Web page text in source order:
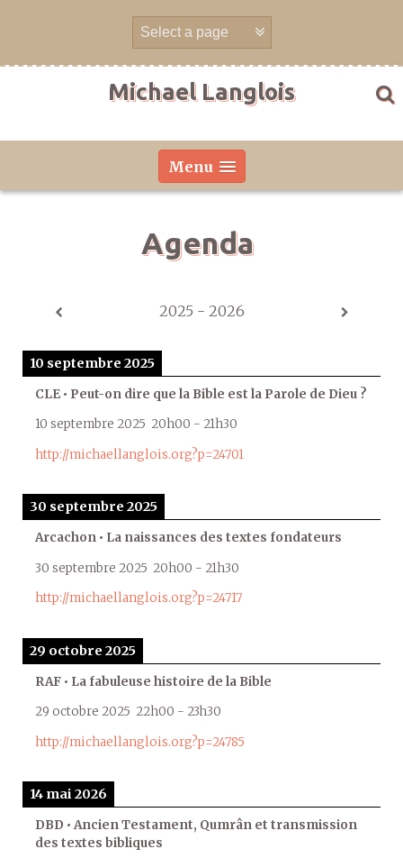
Michael Langlois
Menu
Agenda
2025 - 2026
10 septembre 2025
CLE • Peut-on dire que la Bible est la Parole de Dieu ?
10 septembre 2025 20h00 - 21h30
http://michaellanglois.org?p=24701
30 septembre 2025
Arcachon • La naissances des textes fondateurs
30 septembre 2025 20h00 - 21h30
http://michaellanglois.org?p=24717
29 octobre 2025
RAF • La fabuleuse histoire de la Bible
29 octobre 2025 22h00 - 23h30
http://michaellanglois.org?p=24785
14 mai 2026
DBD • Ancien Testament, Qumrân et transmission
des textes bibliques